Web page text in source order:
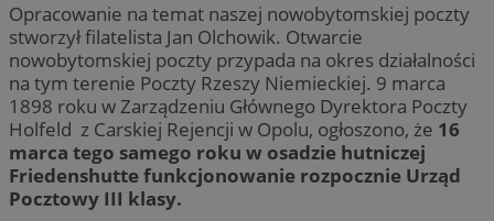
Opracowanie na temat naszej nowobytomskiej poczty
stworzył filatelista Jan Olchowik. Otwarcie
nowobytomskiej poczty przypada na okres działalności
na tym terenie Poczty Rzeszy Niemieckiej. 9 marca
1898 roku w Zarządzeniu Głównego Dyrektora Poczty
Holfeld z Carskiej Rejencji w Opolu, ogłoszono, że 16
marca tego samego roku w osadzie hutniczej
Friedenshutte funkcjonowanie rozpocznie Urząd
Pocztowy III klasy.